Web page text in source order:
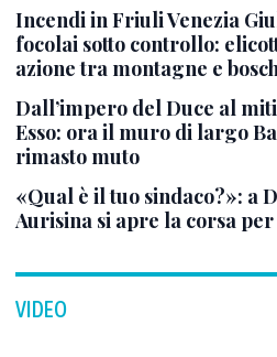
Incendi in Friuli Venezia
focolai sotto controllo:
azione tra montagne e
Dall’impero del Duce al
Esso: ora il muro di largo
rimasto muto
«Qual è il tuo sindaco?»: a
Aurisina si apre la corsa
VIDEO